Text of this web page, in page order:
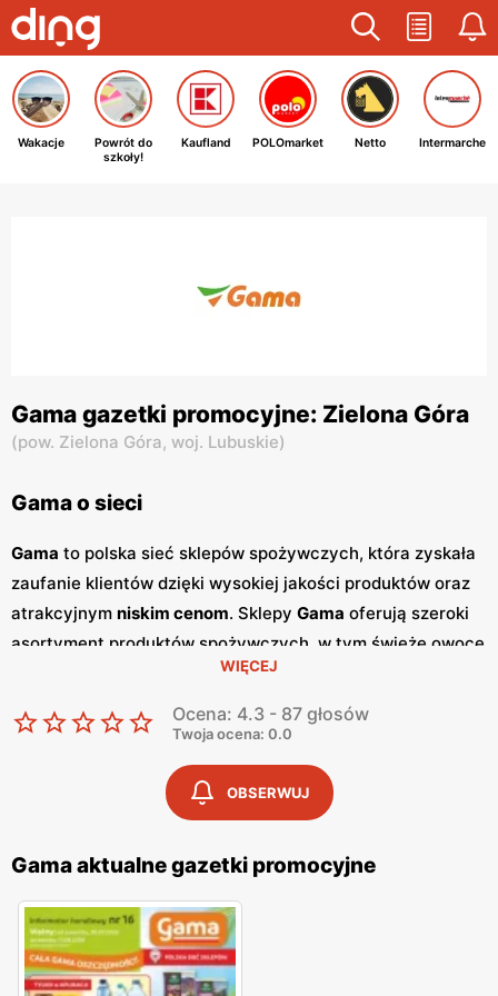
Wakacje
Powrót do
szkoły!
Kaufland POLOmarket Netto Intermarche
Gama gazetki promocyjne: Zielona Góra
(pow. Zielona Góra, woj. Lubuskie)
Gama o sieci
Gama to polska sieć sklepów spożywczych, która zyskała
zaufanie klientów dzięki wysokiej jakości produktów oraz
atrakcyjnym niskim cenom. Sklepy Gama oferują szeroki
asortyment produktów spożywczych, w tym świeże owoce
i warzywa, pieczywo, nabiał, mięso oraz artykuły
codziennego użytku. Klienci cenią sobie bogaty wybór
oraz częstepromocje, które umożliwiają oszczędności na
zakupach. Jednym z kluczowych elementów strategii
Gama są regularnie wydawane
Gazetkite prezentują najnowsze
specjalne oferty oraz sezonowe wyprzedaże, dzięki czemu
klienci mogą planować swoje zakupy i korzystać z
wyjątkowych okazji cenowych. Publikacje te są dostępne
zarówno w formie papierowej w sklepach, jak i online, co
umożliwia łatwy dostęp do aktualnych ofert. Sklepy
WIĘCEJ
Ocena: 4.3 - 87 głosów
Twoja ocena: 0.0
OBSERWUJ
Gama aktualne gazetki promocyjne